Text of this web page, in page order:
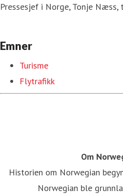
Pressesjef i Norge, Tonje
Emner
Turisme
Flytrafikk
Om
Historien om Norwegian
Norwegian ble